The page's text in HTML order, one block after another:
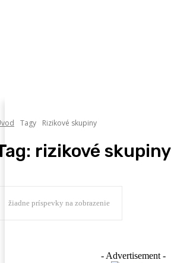
Tagy Rizikové skupiny
rizikové skupiny
žiadne príspevky na zobrazenie
- Advertisement -